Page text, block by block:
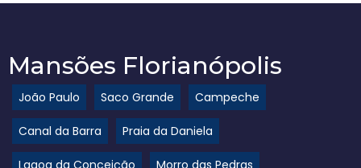
Mansões Florianópolis
João Paulo Saco Grande Campeche
Canal da Barra Praia da Daniela